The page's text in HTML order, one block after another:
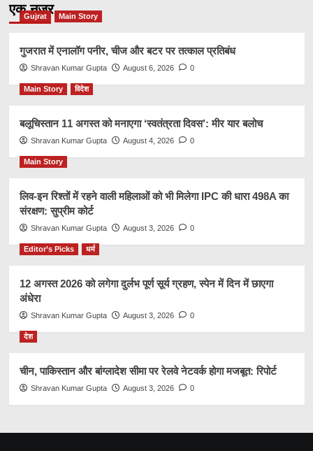
एक नज़र
Gujrat Main Story
गुजरात में एनालॉग पनीर, चीज और बटर पर तत्काल प्रतिबंध
Shravan Kumar Gupta August 6, 2026 0
Main Story विदेश
बलूचिस्तान 11 अगस्त को मनाएगा ‘स्वतंत्रता दिवस’: मीर यार बलोच
Shravan Kumar Gupta August 4, 2026 0
Main Story
लिव-इन रिश्तों में रहने वाली महिलाओं को भी मिलेगा IPC की धारा 498A का
संरक्षण: सुप्रीम कोर्ट
Shravan Kumar Gupta August 3, 2026 0
Editor’s Picks धर्म
12 अगस्त 2026 को लगेगा दुर्लभ पूर्ण सूर्य ग्रहण, स्पेन में दिन में छाएगा
अंधेरा
Shravan Kumar Gupta August 3, 2026 0
देश
चीन, पाकिस्तान और बांग्लादेश सीमा पर रेलवे नेटवर्क होगा मजबूत: रिपोर्ट
Shravan Kumar Gupta August 3, 2026 0